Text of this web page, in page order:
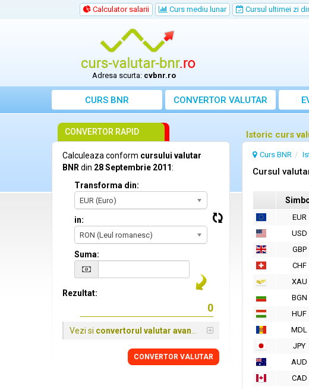
Calculator salarii Curs mediu lunar Cursul ultimei zi
Adresa scurta: cvbnr.ro
CURS BNR CONVERTOR VALUTAR
Istoric curs
Curs BNR
Cursul
EUR
USD
GBP
CHF
XAU
BGN
HUF
MDL
JPY
AUD
CAD
CONVERTOR RAPID
Calculeaza conform cursului valutar
BNR din 28 Septembrie 2011:
Transforma din:
EUR (Euro)
in:
RON (Leul romanesc)
Suma:
Rezultat:
Vezi si convertorul valutar avansat
CONVERTOR VALUTAR